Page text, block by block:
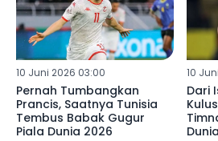
10 Juni 2026 03:00
Pernah Tumbangkan
Prancis, Saatnya Tunisia
Tembus Babak Gugur
Piala Dunia 2026
10
Dari